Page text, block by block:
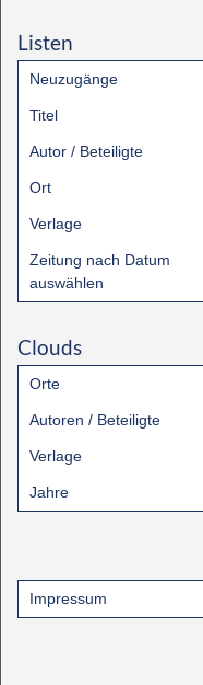
Listen
Neuzugänge
Titel
Autor / Beteiligte
Ort
Verlage
Zeitung nach Datum
auswählen
Clouds
Orte
Autoren / Beteiligte
Verlage
Jahre
Impressum